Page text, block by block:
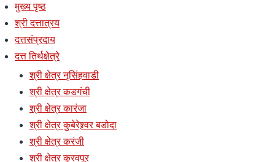
मुख्य पृष्ठ
श्री दत्तात्रय
दत्तसंप्रदाय
दत्त तिर्थक्षेत्रे
श्री क्षेत्र नृसिंहवाडी
श्री क्षेत्र कडगंची
श्री क्षेत्र कारंजा
श्री क्षेत्र कुबेरेश्र्वर बडोदा
श्री क्षेत्र करंजी
श्री क्षेत्र कुरवपूर